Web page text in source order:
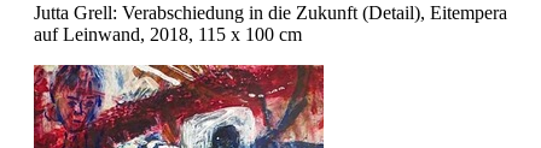
Jutta Grell: Verabschiedung in die Zukunft (Detail), Eitempera
auf Leinwand, 2018, 115 x 100 cm